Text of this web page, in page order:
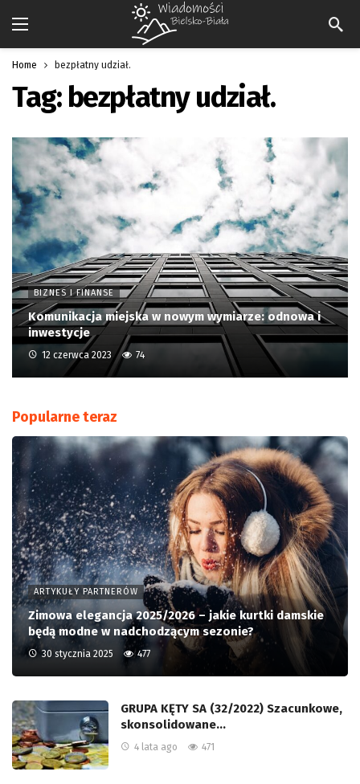
Home bezpłatny udział.
Tag: bezpłatny udział.
BIZNES I FINANSE
Komunikacja miejska w nowym wymiarze: odnowa i
inwestycje
12 czerwca 2023 74
Popularne teraz
ARTYKUŁY PARTNERÓW
Zimowa elegancja 2025/2026 – jakie kurtki damskie
będą modne w nadchodzącym sezonie?
30 stycznia 2025 477
GRUPA KĘTY SA (32/2022) Szacunkowe,
skonsolidowane…
4 lata ago 471